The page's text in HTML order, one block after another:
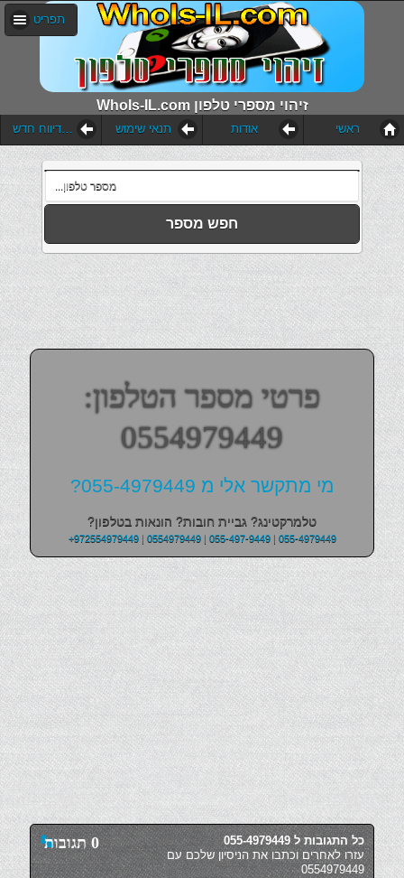
WhoIs-IL.com זיהוי מספרי טלפון
תפריט
הוסף דיווח חדש תנאי שימוש אודות ראשי
חפש מספר
פרטי מספר הטלפון:
0554979449
מי מתקשר אלי מ 055-4979449?
טלמרקטינג? גביית חובות? הונאות בטלפון?
+972554979449| 0554979449| 055-497-9449| 055-4979449
0 תגובות
כל התגובות ל 055-4979449
עזרו לאחרים וכתבו את הניסיון שלכם עם
0554979449